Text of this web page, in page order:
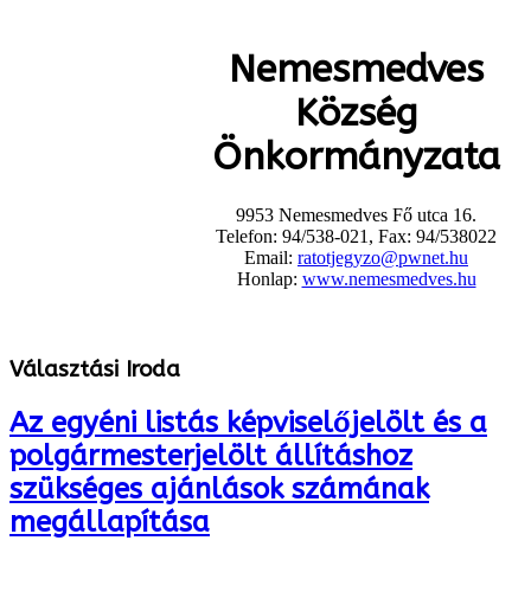
Nemesmedves
Község
Önkormányzata
9953 Nemesmedves Fő utca 16.
Telefon: 94/538-021, Fax: 94/538022
Email: ratotjegyzo@pwnet.hu
Honlap: www.nemesmedves.hu
Választási Iroda
Az egyéni listás képviselőjelölt és a
polgármesterjelölt állításhoz
szükséges ajánlások számának
megállapítása